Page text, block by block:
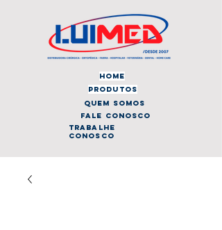
home
produtos
quem somos
fale conosco
trabalhe
conosco